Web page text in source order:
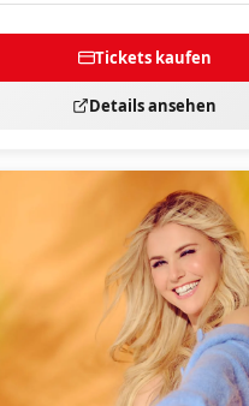
Tickets kaufen
Details ansehen